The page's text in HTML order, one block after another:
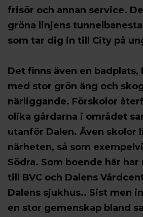
frisör och annan service.
gröna linjens
som tar dig in till City på
Det finns även en badplats,
med stor grön äng och
närliggande. Förskolor
olika gårdarna i området
utanför Dalen. Även skolor
närheten, så som
Södra. Som boende här har
till BVC och Dalens
Dalens sjukhus.. Sist men
en stor gemenskap bland